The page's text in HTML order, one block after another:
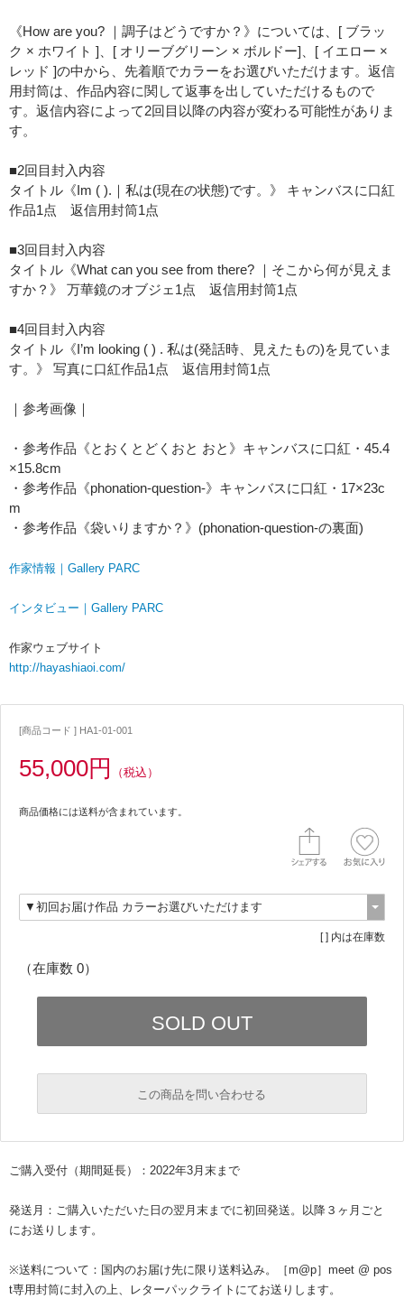
《How are you? ｜調子はどうですか？》については、[ ブラッ
ク × ホワイト ]、[ オリーブグリーン × ボルドー]、[ イエロー ×
レッド ]の中から、先着順でカラーをお選びいただけます。返信
用封筒は、作品内容に関して返事を出していただけるもので
す。返信内容によって2回目以降の内容が変わる可能性がありま
す。
■2回目封入内容
タイトル《Im ( ).｜私は(現在の状態)です。》 キャンバスに口紅
作品1点 返信用封筒1点
■3回目封入内容
タイトル《What can you see from there? ｜そこから何が見えま
すか？》 万華鏡のオブジェ1点 返信用封筒1点
■4回目封入内容
タイトル《I’m looking ( ) . 私は(発話時、見えたもの)を見ていま
す。》 写真に口紅作品1点 返信用封筒1点
｜参考画像｜
・参考作品《とおくとどくおと おと》キャンバスに口紅・45.4
×15.8cm
・参考作品《phonation-question-》キャンバスに口紅・17×23c
m
・参考作品《袋いりますか？》(phonation-question-の裏面)
作家情報｜Gallery PARC
インタビュー｜Gallery PARC
作家ウェブサイト
http://hayashiaoi.com/
[商品コード ] HA1-01-001
55,000円 （税込）
商品価格には送料が含まれています。
[ ] 内は在庫数
（在庫数 0）
この商品を問い合わせる
ご購入受付（期間延長）：2022年3月末まで
発送月：ご購入いただいた日の翌月末までに初回発送。以降３ヶ月ごと
にお送りします。
※送料について：国内のお届け先に限り送料込み。［m@p］meet @ pos
t専用封筒に封入の上、レターパックライトにてお送りします。